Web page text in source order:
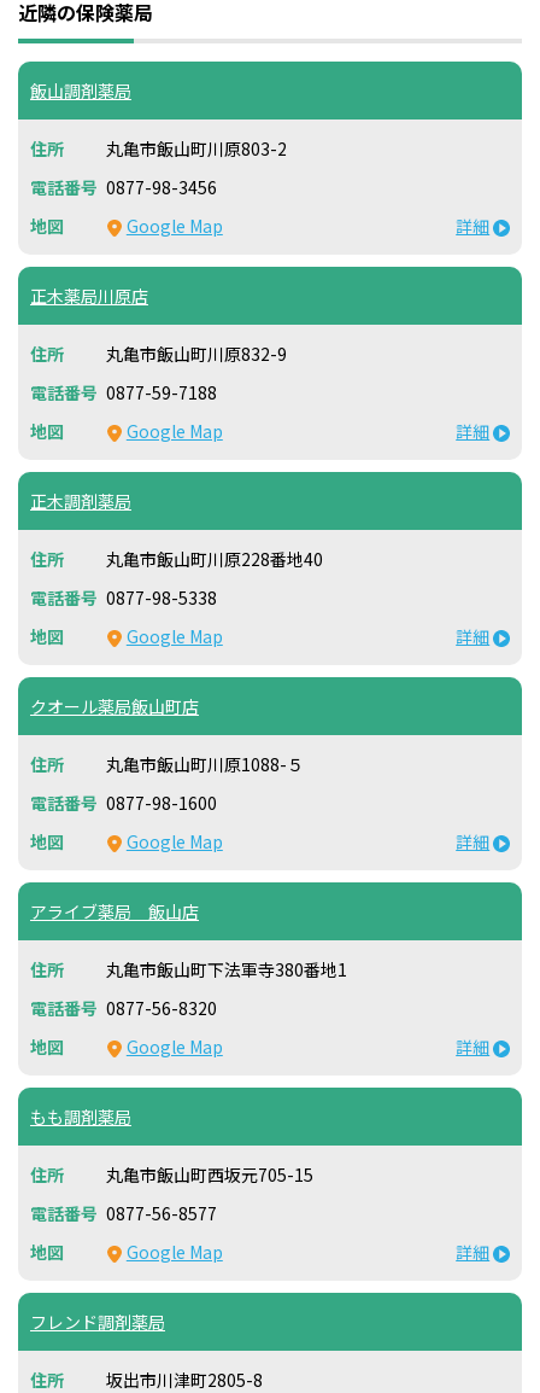
近隣の保険薬局
飯山調剤薬局
丸亀市飯山町川原803-2
0877-98-3456
Google Map
詳細
正木薬局川原店
丸亀市飯山町川原832-9
0877-59-7188
Google Map
詳細
正木調剤薬局
丸亀市飯山町川原228番地40
0877-98-5338
Google Map
詳細
クオール薬局飯山町店
丸亀市飯山町川原1088-５
0877-98-1600
Google Map
詳細
アライブ薬局 飯山店
丸亀市飯山町下法軍寺380番地1
0877-56-8320
Google Map
詳細
もも調剤薬局
丸亀市飯山町西坂元705-15
0877-56-8577
Google Map
詳細
フレンド調剤薬局
坂出市川津町2805-8